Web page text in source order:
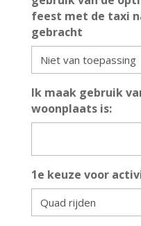
feest met de taxi
gebracht
Ik maak gebruik
woonplaats is:
1e keuze voor